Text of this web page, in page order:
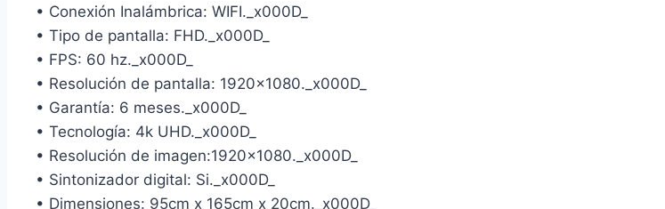
• Conexión Inalámbrica: WIFI._x000D_
• Tipo de pantalla: FHD._x000D_
• FPS: 60 hz._x000D_
• Resolución de pantalla: 1920×1080._x000D_
• Garantía: 6 meses._x000D_
• Tecnología: 4k UHD._x000D_
• Resolución de imagen:1920×1080._x000D_
• Sintonizador digital: Si._x000D_
• Dimensiones: 95cm x 165cm x 20cm._x000D_